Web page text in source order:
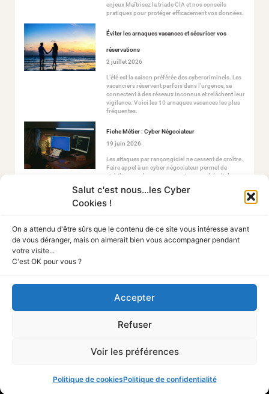
Salut c'est nous...les Cyber
Cookies !
On a attendu d'être sûrs que le contenu de ce site vous intéresse avant
de vous déranger, mais on aimerait bien vous accompagner pendant
votre visite...
C'est OK pour vous ?
Accepter
Refuser
Voir les préférences
Politique de cookiesPolitique de confidentialité
enjeux Maîtrisez la triade CIA et nos conseils
pratiques pour protéger efficacement vos données.
Éviter les arnaques vacances et sécuriser vos
réservations
2 juillet 2026
L’été est la saison préférée des cybercriminels. Les
vacanciers réservent parfois dans l’urgence, se
connectent à des réseaux inconnus et relâchent leur
vigilance. Voici les 10 arnaques vacances les plus
fréquentes.
Fiche Métier : Cyber Négociateur
19 juin 2026
Les attaques par rançongiciel ne cessent de croître.
Faire appel à un cyber négociateur permet de
stabiliser ce chaos en ouvrant un canal de dialogue
Tout Sur La Cyber
Qui sommes-nous